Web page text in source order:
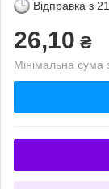
Відправка з
26,10 ₴
Мінімальна